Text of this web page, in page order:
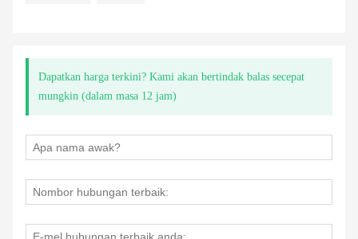
Dapatkan harga terkini? Kami akan bertindak balas secepat
mungkin (dalam masa 12 jam)